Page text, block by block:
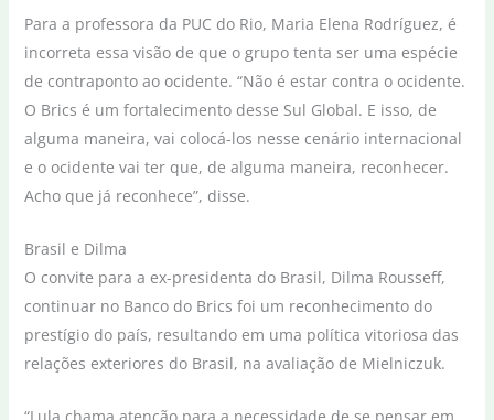
Para a professora da PUC do Rio, Maria Elena Rodríguez, é
incorreta essa visão de que o grupo tenta ser uma espécie
de contraponto ao ocidente. “Não é estar contra o ocidente.
O Brics é um fortalecimento desse Sul Global. E isso, de
alguma maneira, vai colocá-los nesse cenário internacional
e o ocidente vai ter que, de alguma maneira, reconhecer.
Acho que já reconhece”, disse.
Brasil e Dilma
O convite para a ex-presidenta do Brasil, Dilma Rousseff,
continuar no Banco do Brics foi um reconhecimento do
prestígio do país, resultando em uma política vitoriosa das
relações exteriores do Brasil, na avaliação de Mielniczuk.